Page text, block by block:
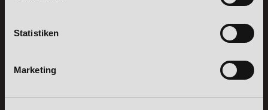
Statistiken
Marketing
Stellenangebote